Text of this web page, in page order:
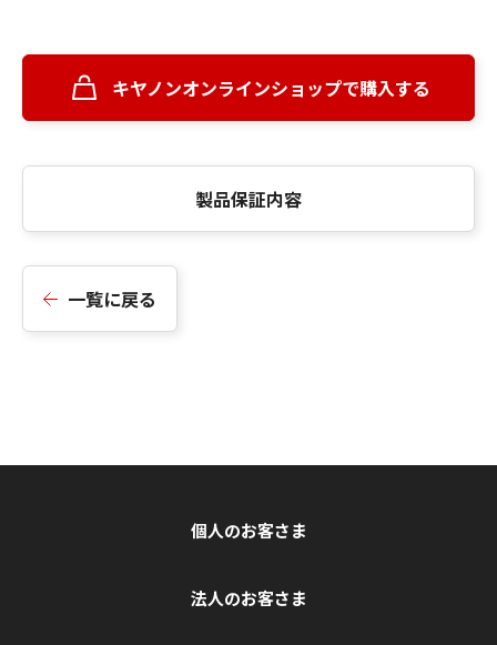
キヤノンオンラインショップで購入する
製品保証内容
一覧に戻る
個人のお客さま
法人のお客さま